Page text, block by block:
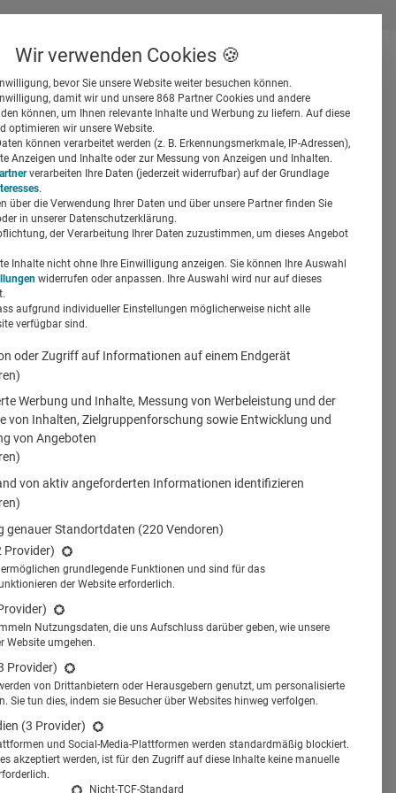
Suchen
Wir verwenden Cookies 🍪
bevor Sie unsere Website weiter besuchen können.
damit wir und unsere 868 Partner Cookies und andere
können, um Ihnen relevante Inhalte und Werbung zu liefern. Auf diese
optimieren wir unsere Website.
können verarbeitet werden (z. B. Erkennungsmerkmale, IP-Adressen),
Anzeigen und Inhalte oder zur Messung von Anzeigen und Inhalten.
verarbeiten Ihre Daten (jederzeit widerrufbar) auf der Grundlage
.
über die Verwendung Ihrer Daten und über unsere Partner finden Sie
in unserer Datenschutzerklärung.
der Verarbeitung Ihrer Daten zuzustimmen, um dieses Angebot
Inhalte nicht ohne Ihre Einwilligung anzeigen. Sie können Ihre Auswahl
widerrufen oder anpassen. Ihre Auswahl wird nur auf dieses
aufgrund individueller Einstellungen möglicherweise nicht alle
verfügbar sind.
oder Zugriff auf Informationen auf einem Endgerät
Werbung und Inhalte, Messung von Werbeleistung und der
von Inhalten, Zielgruppenforschung sowie Entwicklung und
von Angeboten
von aktiv angeforderten Informationen identifizieren
genauer Standortdaten (220 Vendoren)
Provider)
ermöglichen grundlegende Funktionen und sind für das
der Website erforderlich.
Nutzungsdaten, die uns Aufschluss darüber geben, wie unsere
Website umgehen.
Provider)
von Drittanbietern oder Herausgebern genutzt, um personalisierte
Sie tun dies, indem sie Besucher über Websites hinweg verfolgen.
(3 Provider)
und Social-Media-Plattformen werden standardmäßig blockiert.
akzeptiert werden, ist für den Zugriff auf diese Inhalte keine manuelle
Nicht-TCF-Standard